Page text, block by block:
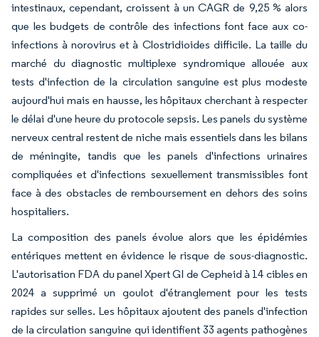
intestinaux, cependant, croissent à un CAGR de 9,25 % alors
que les budgets de contrôle des infections font face aux co-
infections à norovirus et à Clostridioides difficile. La taille du
marché du diagnostic multiplexe syndromique allouée aux
tests d'infection de la circulation sanguine est plus modeste
aujourd'hui mais en hausse, les hôpitaux cherchant à respecter
le délai d'une heure du protocole sepsis. Les panels du système
nerveux central restent de niche mais essentiels dans les bilans
de méningite, tandis que les panels d'infections urinaires
compliquées et d'infections sexuellement transmissibles font
face à des obstacles de remboursement en dehors des soins
hospitaliers.
La composition des panels évolue alors que les épidémies
entériques mettent en évidence le risque de sous-diagnostic.
L'autorisation FDA du panel Xpert GI de Cepheid à 14 cibles en
2024 a supprimé un goulot d'étranglement pour les tests
rapides sur selles. Les hôpitaux ajoutent des panels d'infection
de la circulation sanguine qui identifient 33 agents pathogènes